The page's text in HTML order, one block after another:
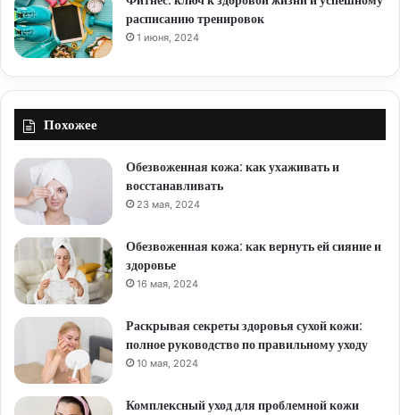
расписанию тренировок
1 июня, 2024
Похожее
Обезвоженная кожа: как ухаживать и
восстанавливать
23 мая, 2024
Обезвоженная кожа: как вернуть ей сияние и
здоровье
16 мая, 2024
Раскрывая секреты здоровья сухой кожи:
полное руководство по правильному уходу
10 мая, 2024
Комплексный уход для проблемной кожи